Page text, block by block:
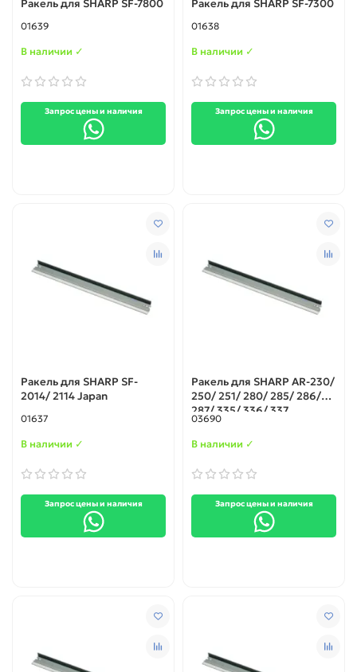
Ракель для SHARP SF-7800
01639
В наличии ✓
Запрос цены и наличия
Ракель для SHARP SF-7300
01638
В наличии ✓
Запрос цены и наличия
Ракель для SHARP SF-
2014/ 2114 Japan
01637
В наличии ✓
Запрос цены и наличия
Ракель для SHARP AR-230/
250/ 251/ 280/ 285/ 286/
287/ 335/ 336/ 337
03690
В наличии ✓
Запрос цены и наличия